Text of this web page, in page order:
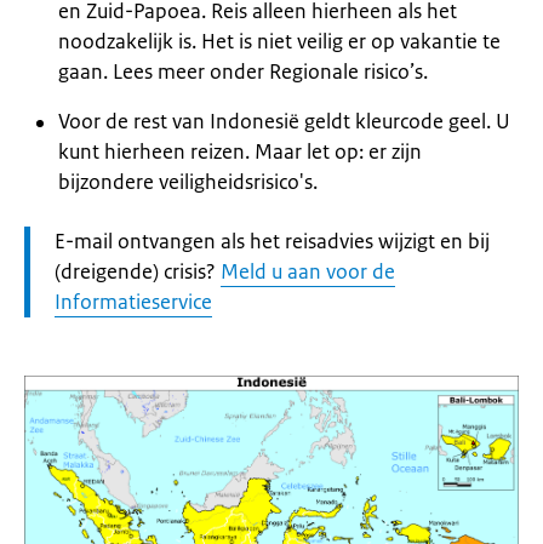
en Zuid-Papoea. Reis alleen hierheen als het
noodzakelijk is. Het is niet veilig er op vakantie te
gaan. Lees meer onder Regionale risico’s.
Voor de rest van Indonesië geldt kleurcode geel. U
kunt hierheen reizen. Maar let op: er zijn
bijzondere veiligheidsrisico's.
Let
op:
E-mail ontvangen als het reisadvies wijzigt en bij
(dreigende) crisis? Meld u aan voor de
Informatieservice